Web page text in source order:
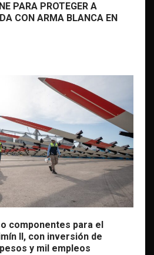
PARA PROTEGER A
CON ARMA BLANCA EN
componentes para el
II, con inversión de
y mil empleos